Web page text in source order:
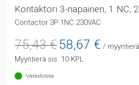
Kontaktori 3-napainen, 1 NC,
Contactor 3P 1NC 230VAC
75,43€ Alkuperäinen
hinta
oli:
58,67 € hinta
/ myyntierä
Myyntierä sis. 10 KPL
Varastossa